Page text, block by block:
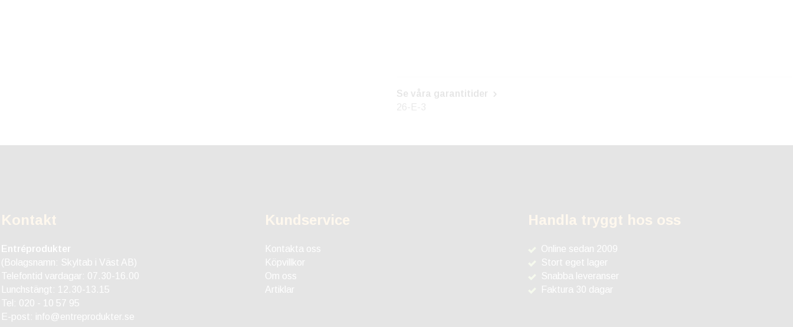
Se våra garantitider
Kontakt
Entréprodukter
(Bolagsnamn: Skyltab i Väst AB)
Telefontid vardagar: 07.30-16.00
Lunchstängt: 12.30-13.15
Tel: 020 - 10 57 95
E-post: info@entreprodukter.se
Kundservice
Kontakta oss
Köpvillkor
Om oss
Artiklar
Handla tryggt hos oss
Online sedan 2009
Stort eget lager
Snabba leveranser
Faktura 30 dagar